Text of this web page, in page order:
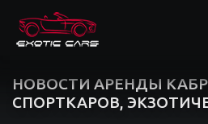
НОВОСТИ АРЕНДЫ
СПОРТКАРОВ,